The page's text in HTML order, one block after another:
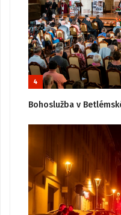
4
Bohoslužba v